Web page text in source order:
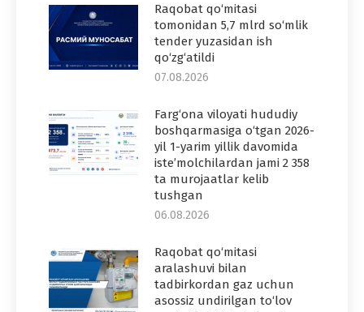
Raqobat qo‘mitasi
tomonidan 5,7 mlrd so‘mlik
tender yuzasidan ish
qo‘zg‘atildi
07.08.2026
Farg‘ona viloyati hududiy
boshqarmasiga o‘tgan 2026-
yil 1-yarim yillik davomida
iste’molchilardan jami 2 358
ta murojaatlar kelib
tushgan
06.08.2026
Raqobat qo‘mitasi
aralashuvi bilan
tadbirkordan gaz uchun
asossiz undirilgan to‘lov